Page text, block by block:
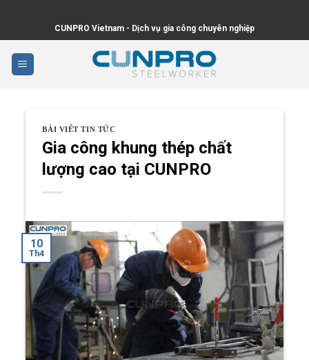
content
CUNPRO Vietnam - Dịch vụ gia công chuyên nghiệp
BÀI VIẾT TIN TỨC
Gia công khung thép chất
lượng cao tại CUNPRO
10
Th4